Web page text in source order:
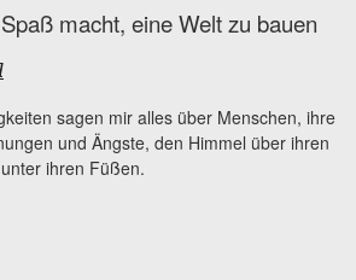
macht, eine Welt zu bauen
sagen mir alles über Menschen, ihre
und Ängste, den Himmel über ihren
ihren Füßen.